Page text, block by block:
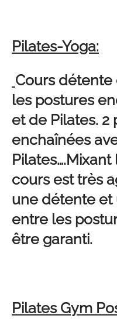
Pilates-Yoga:
Cours
les postures
et de Pilates. 2
enchaînées
cours est très
une détente et
entre les
être garanti.
Pilates Gym